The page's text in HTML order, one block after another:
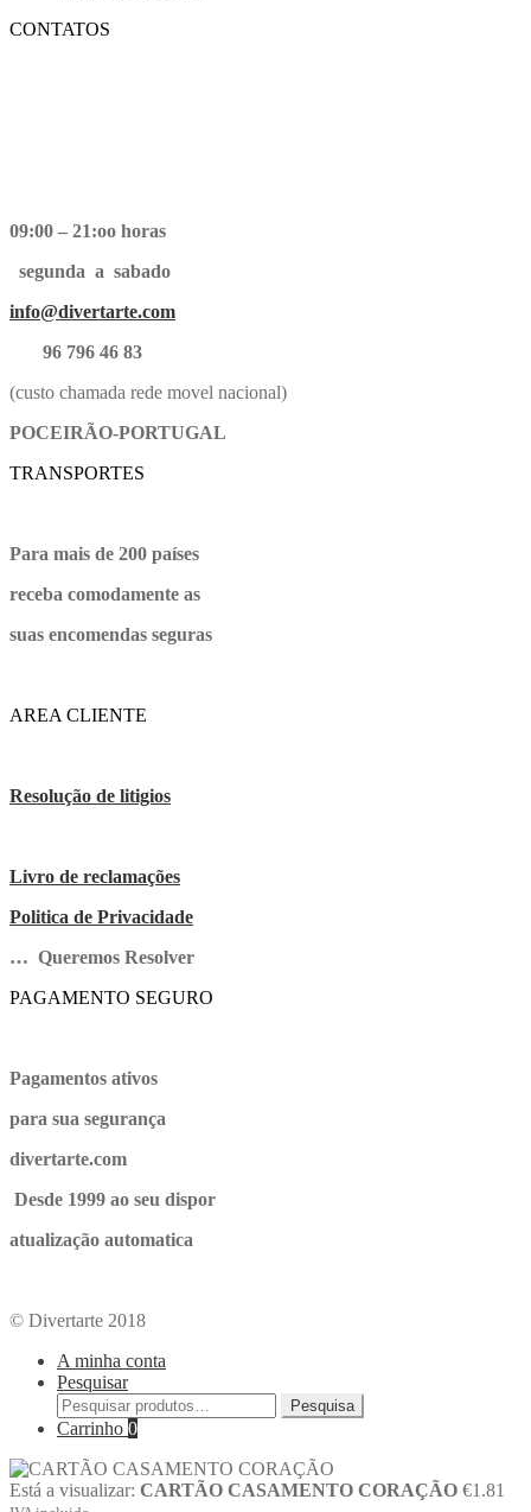
CONTATOS
09:00 – 21:oo horas
segunda a sabado
info@divertarte.com
96 796 46 83
(custo chamada rede movel nacional)
POCEIRÃO-PORTUGAL
TRANSPORTES
Para mais de 200 países
receba comodamente as
suas encomendas seguras
AREA CLIENTE
Resolução de litigios
Livro de reclamações
Politica de Privacidade
… Queremos Resolver
PAGAMENTO SEGURO
Pagamentos ativos
para sua segurança
divertarte.com
Desde 1999 ao seu dispor
atualização automatica
© Divertarte 2018
A minha conta
Pesquisar
Pesquisa
Carrinho 0
Está a visualizar: CARTÃO CASAMENTO CORAÇÃO €1.81